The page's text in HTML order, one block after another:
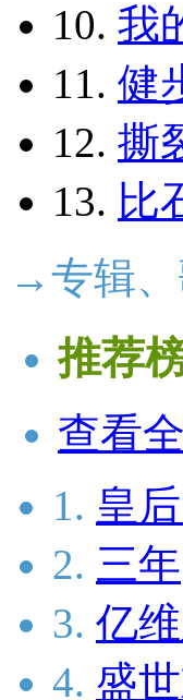
10. 我
11. 健
12. 撕
13. 比
→专辑
推荐
查看
1. 皇
2. 三年
3. 亿
4. 盛